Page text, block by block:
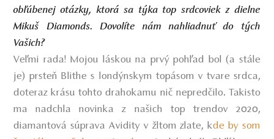
obľúbenej otázky, ktorá sa týka top srdcoviek z dielne
Mikuš Diamonds. Dovolíte nám nahliadnuť do tých
Vašich?
Veľmi rada! Mojou láskou na prvý pohľad bol (a stále
je) prsteň Blithe s londýnskym topásom v tvare srdca,
doteraz krásu tohto drahokamu nič nepredčilo. Takisto
ma nadchla novinka z našich top trendov 2020,
diamantová súprava Avidity v žltom zlate,kde by som